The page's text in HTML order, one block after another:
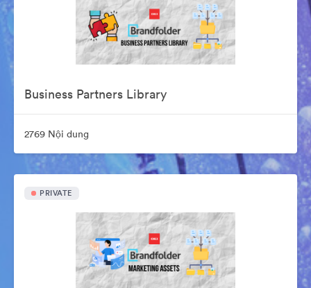
Business Partners Library
2769 Nội dung
PRIVATE